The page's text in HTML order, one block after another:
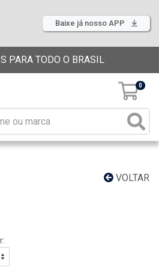
Baixe já nosso APP
PARA TODO O BRASIL
0
VOLTAR